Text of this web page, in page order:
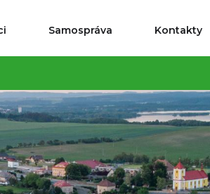
Samospráva Kontakty